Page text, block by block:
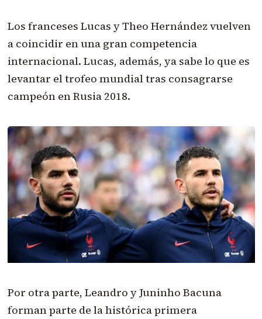
Los franceses Lucas y Theo Hernández vuelven
a coincidir en una gran competencia
internacional. Lucas, además, ya sabe lo que es
levantar el trofeo mundial tras consagrarse
campeón en Rusia 2018.
Por otra parte, Leandro y Juninho Bacuna
forman parte de la histórica primera